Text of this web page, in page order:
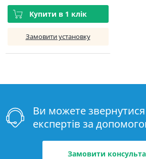
Купити в 1 клік
Замовити установку
Ви можете
експертів за
Замовити